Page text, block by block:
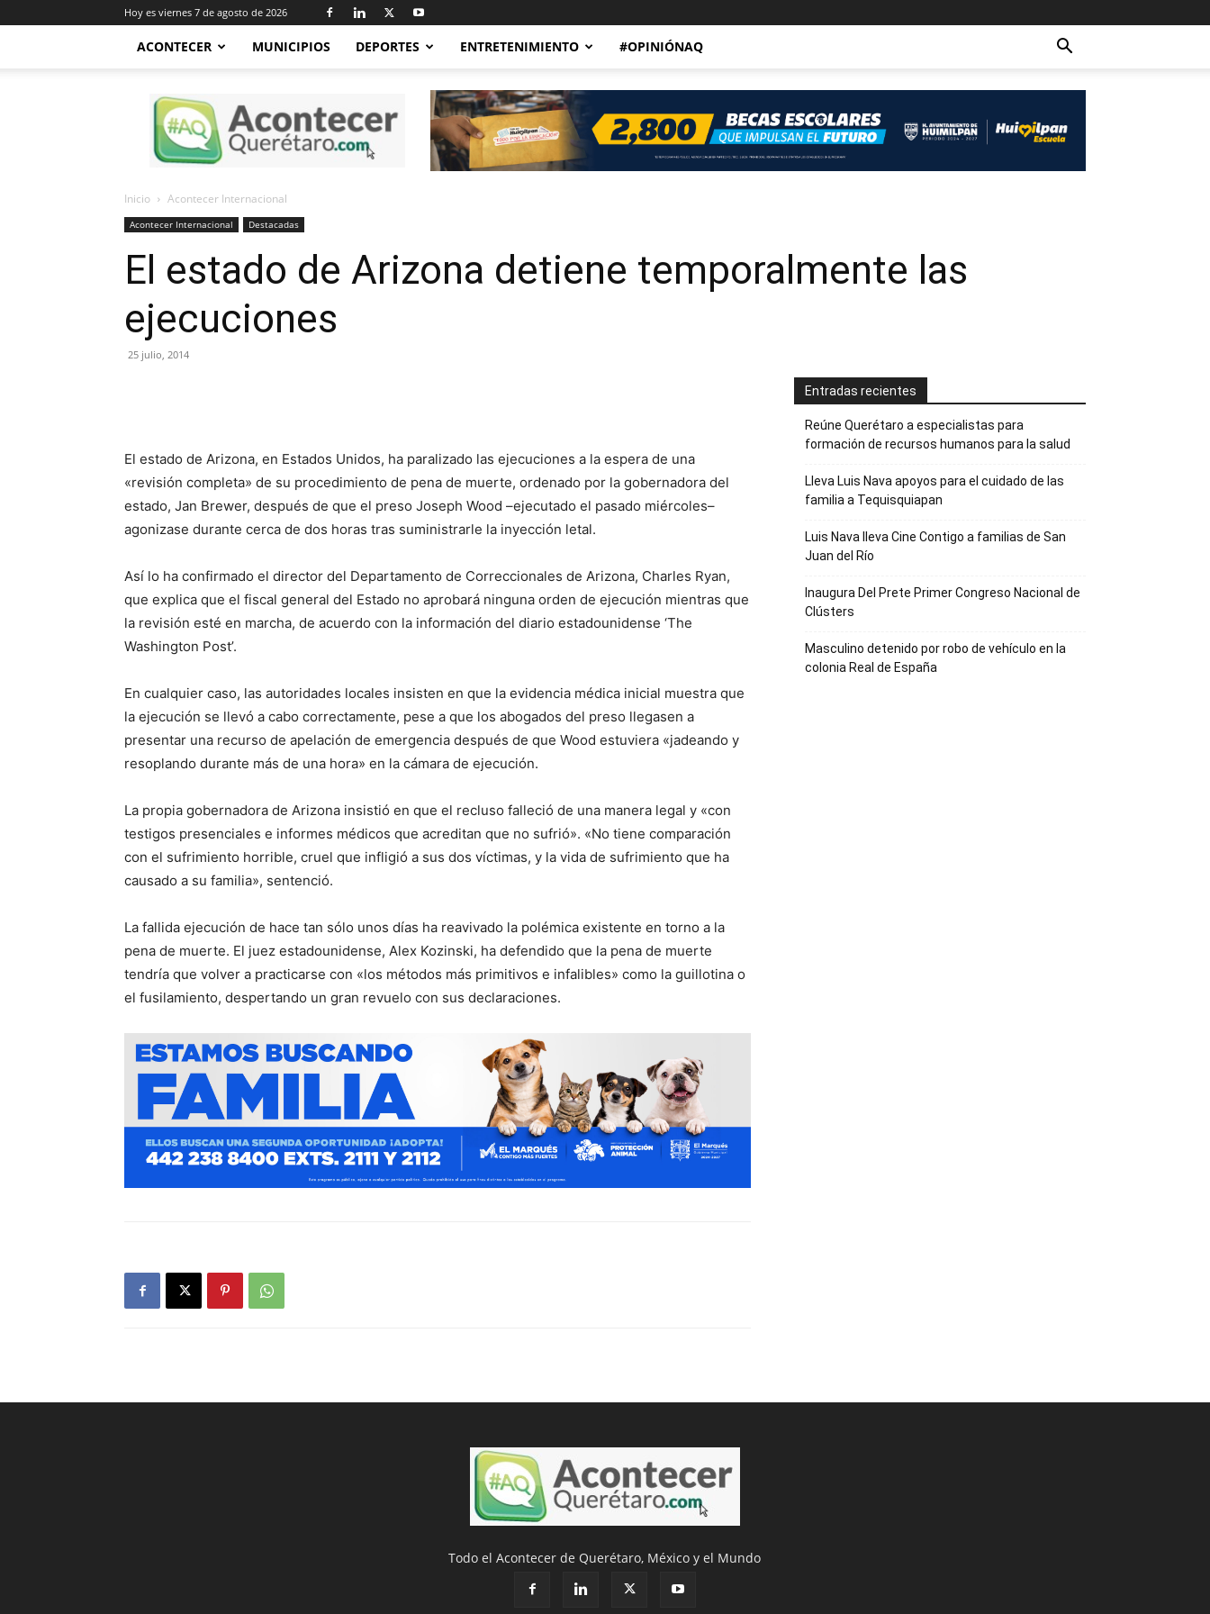
Hoy es viernes 7 de agosto de 2026
ACONTECER MUNICIPIOS DEPORTES ENTRETENIMIENTO #OPINIÓNAQ
Acontecer
Querétaro
Inicio Acontecer Internacional
Acontecer Internacional Destacadas
El estado de Arizona detiene temporalmente las
ejecuciones
25 julio, 2014
El estado de Arizona, en Estados Unidos, ha paralizado las ejecuciones a la espera de una
«revisión completa» de su procedimiento de pena de muerte, ordenado por la gobernadora del
estado, Jan Brewer, después de que el preso Joseph Wood –ejecutado el pasado miércoles–
agonizase durante cerca de dos horas tras suministrarle la inyección letal.
Así lo ha confirmado el director del Departamento de Correccionales de Arizona, Charles Ryan,
que explica que el fiscal general del Estado no aprobará ninguna orden de ejecución mientras que
la revisión esté en marcha, de acuerdo con la información del diario estadounidense ‘The
Washington Post’.
En cualquier caso, las autoridades locales insisten en que la evidencia médica inicial muestra que
la ejecución se llevó a cabo correctamente, pese a que los abogados del preso llegasen a
presentar una recurso de apelación de emergencia después de que Wood estuviera «jadeando y
resoplando durante más de una hora» en la cámara de ejecución.
La propia gobernadora de Arizona insistió en que el recluso falleció de una manera legal y «con
testigos presenciales e informes médicos que acreditan que no sufrió». «No tiene comparación
con el sufrimiento horrible, cruel que infligió a sus dos víctimas, y la vida de sufrimiento que ha
causado a su familia», sentenció.
La fallida ejecución de hace tan sólo unos días ha reavivado la polémica existente en torno a la
pena de muerte. El juez estadounidense, Alex Kozinski, ha defendido que la pena de muerte
tendría que volver a practicarse con «los métodos más primitivos e infalibles» como la guillotina o
el fusilamiento, despertando un gran revuelo con sus declaraciones.
Entradas recientes
Reúne Querétaro a especialistas para
formación de recursos humanos para la salud
Lleva Luis Nava apoyos para el cuidado de las
familia a Tequisquiapan
Luis Nava lleva Cine Contigo a familias de San
Juan del Río
Inaugura Del Prete Primer Congreso Nacional de
Clústers
Masculino detenido por robo de vehículo en la
colonia Real de España
Todo el Acontecer de Querétaro, México y el Mundo